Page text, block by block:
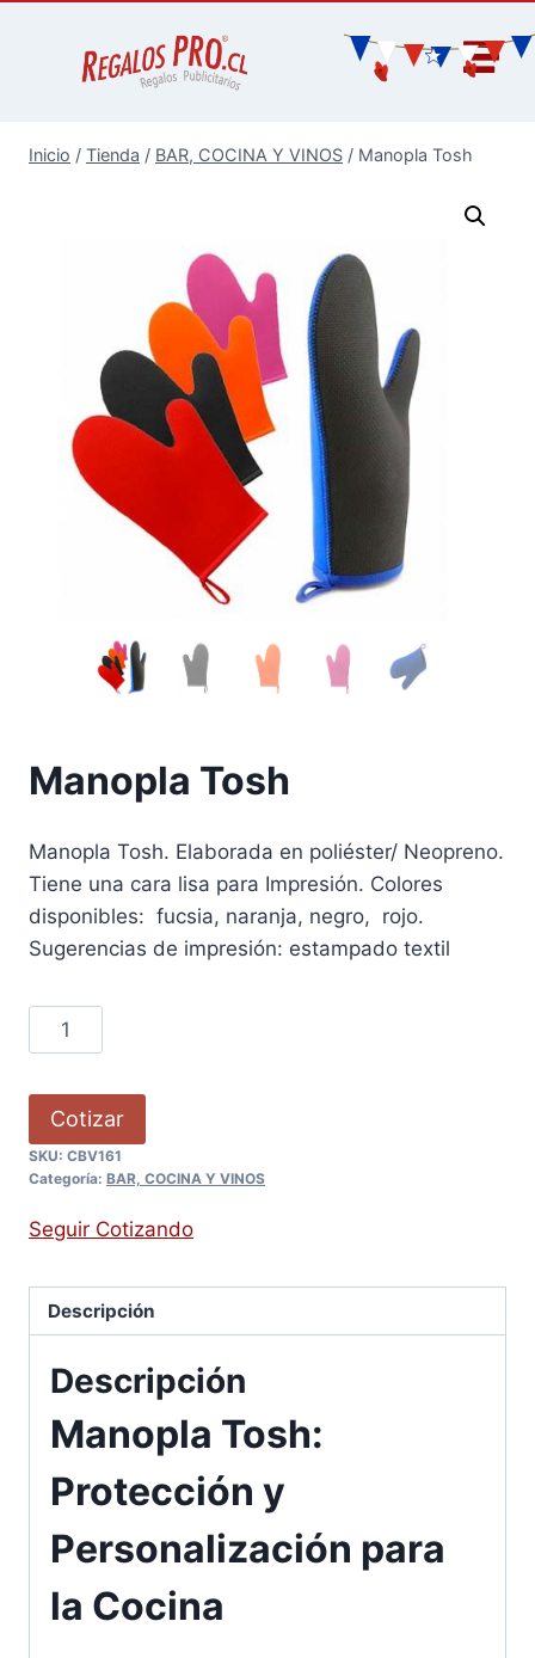
Inicio / Tienda / BAR, COCINA Y VINOS / Manopla Tosh
Manopla Tosh
Manopla Tosh. Elaborada en poliéster/ Neopreno.
Tiene una cara lisa para Impresión. Colores
disponibles: fucsia, naranja, negro, rojo.
Sugerencias de impresión: estampado textil
Cotizar
SKU: CBV161
Categoría: BAR, COCINA Y VINOS
Seguir Cotizando
Descripción
Descripción
Manopla Tosh:
Protección y
Personalización para
la Cocina